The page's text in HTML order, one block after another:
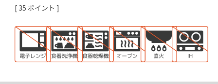
[ 35 ポイント ]